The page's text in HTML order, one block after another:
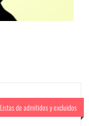
Listas de admitidos y excluidos